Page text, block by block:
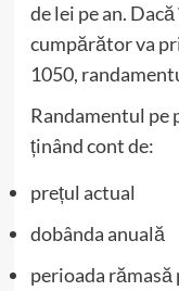
de lei pe an.
cumpărător va
1050,
Randamentul pe
ținând cont de:
prețul actual
dobânda anuală
perioada rămasă